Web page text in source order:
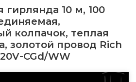
гирлянда 10 м, 100
колпачок, теплая
золотой провод Rich
CGd/WW